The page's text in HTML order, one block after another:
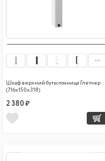
Шкаф верхний бутылочница Глетчер
(716х150х318)
2 380 ₽